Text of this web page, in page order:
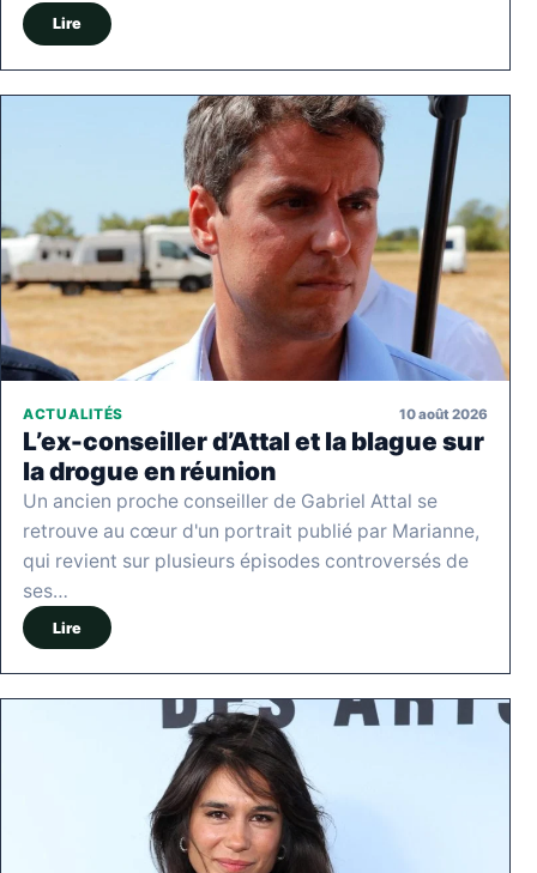
Lire
ACTUALITÉS 10 août 2026
L’ex-conseiller d’Attal et la blague sur
la drogue en réunion
Un ancien proche conseiller de Gabriel Attal se
retrouve au cœur d'un portrait publié par Marianne,
qui revient sur plusieurs épisodes controversés de
ses…
Lire